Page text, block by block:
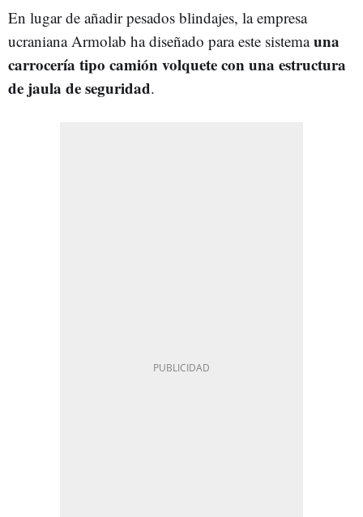
En lugar de añadir pesados blindajes, la empresa
ucraniana Armolab ha diseñado para este sistemauna
carrocería tipo camión volquete con una estructura
de jaula de seguridad.